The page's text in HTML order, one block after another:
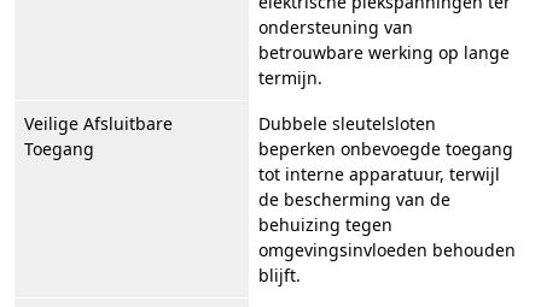
ondersteuning van
betrouwbare werking op lange
termijn.
Veilige Afsluitbare
Toegang
Dubbele sleutelsloten
beperken onbevoegde toegang
tot interne apparatuur, terwijl
de bescherming van de
behuizing tegen
omgevingsinvloeden behouden
blijft.